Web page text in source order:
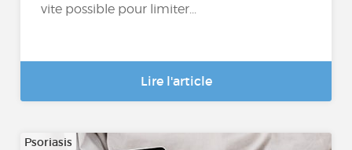
vite possible pour limiter...
Lire l'article
Psoriasis